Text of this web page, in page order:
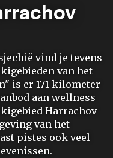
vind je tevens
van het
is er 171 kilometer
aan wellness
Harrachov
van het
pistes ook veel